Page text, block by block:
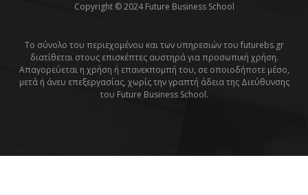
Copyright © 2024 Future Business School
Το σύνολο του περιεχομένου και των υπηρεσιών του futurebs.gr
διατίθεται στους επισκέπτες αυστηρά για προσωπική χρήση.
Απαγορεύεται η χρήση ή επανεκπομπή του, σε οποιοδήποτε μέσο,
μετά ή άνευ επεξεργασίας, χωρίς την γραπτή άδεια της Διεύθυνσης
του Future Business School.